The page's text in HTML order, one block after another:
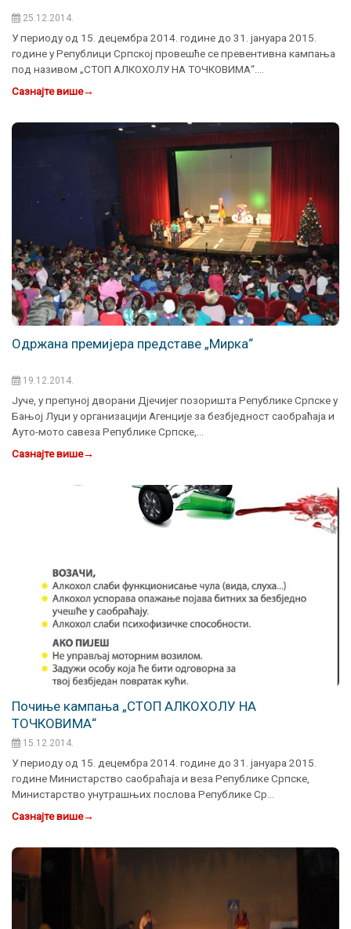
25.12.2014.
У периоду од 15. децембра 2014. године до 31. јануара 2015.
године у Републици Српској провешће се превентивна кампања
под називом „СТОП АЛКОХОЛУ НА ТОЧКОВИМА“.…
Сазнајте више→
Одржана премијера представе „Мирка“
19.12.2014.
Јуче, у препуној дворани Дјечијег позоришта Републике Српске у
Бањој Луци у организацији Агенције за безбједност саобраћаја и
Ауто-мото савеза Републике Српске,…
Сазнајте више→
Почиње кампања „СТОП АЛКОХОЛУ НА
ТОЧКОВИМА“
15.12.2014.
У периоду од 15. децембра 2014. године до 31. јануара 2015.
године Министарство саобраћаја и веза Републике Српске,
Министарство унутрашњих послова Републике Ср…
Сазнајте више→